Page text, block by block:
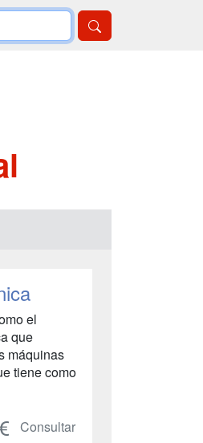
el
que
máquinas
tiene como
Consultar